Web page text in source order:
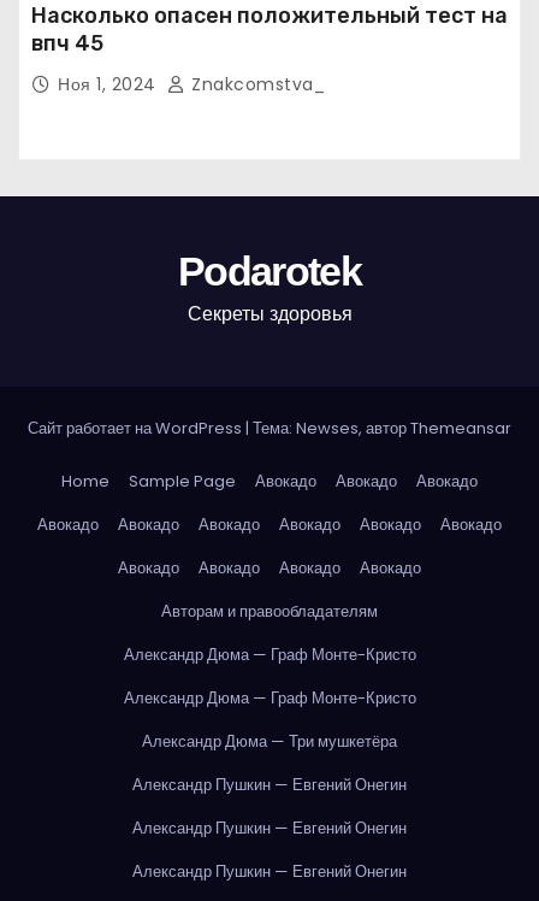
Насколько опасен положительный тест на
впч 45
Ноя 1, 2024 Znakcomstva_
Podarotek
Секреты здоровья
Сайт работает на WordPress | Тема: Newses, авторThemeansar
Home Sample Page Авокадо Авокадо
Авокадо
Авокадо
Авокадо Авокадо Авокадо Авокадо
Авокадо
Авокадо
Авокадо Авокадо
Авокадо
Авторам и правообладателям
Александр Дюма — Граф Монте-Кристо
Александр Дюма — Граф Монте-Кристо
Александр Дюма — Три мушкетёра
Александр Пушкин — Евгений Онегин
Александр Пушкин — Евгений Онегин
Александр Пушкин — Евгений Онегин